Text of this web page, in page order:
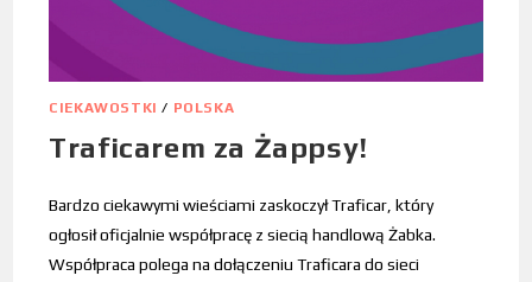
CIEKAWOSTKI / POLSKA
Traficarem za Żappsy!
Bardzo ciekawymi wieściami zaskoczył Traficar, który
ogłosił oficjalnie współpracę z siecią handlową Żabka.
Współpraca polega na dołączeniu Traficara do sieci